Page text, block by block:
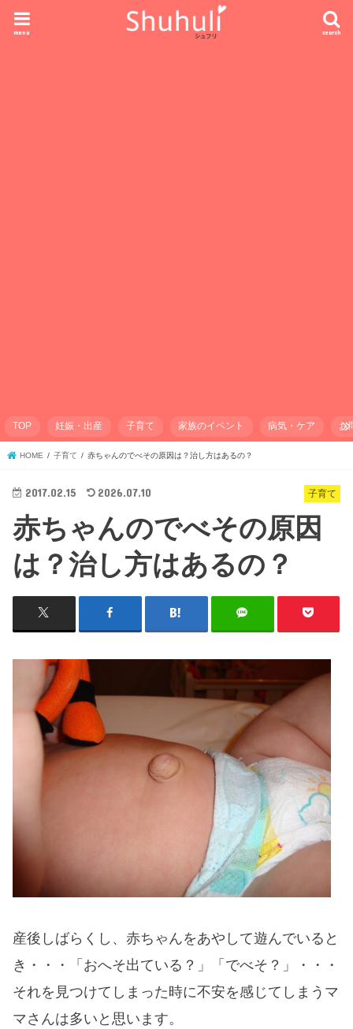
search
menu
TOP 妊娠・出産 子育て 家族のイベント 病気・ケア お
HOME 子育て 赤ちゃんのでべその原因は？治し方はあるの？
子育て
2017.02.15 2026.07.10
赤ちゃんのでべその原因
は？治し方はあるの？
産後しばらくし、赤ちゃんをあやして遊んでいると
き・・・「おへそ出ている？」「でべそ？」・・・
それを見つけてしまった時に不安を感じてしまうマ
マさんは多いと思います。